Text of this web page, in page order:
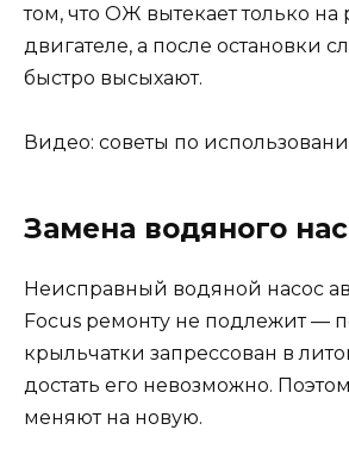
том, что ОЖ вытекает только
двигателе, а после остановки
быстро высыхают.
Видео: советы по
Замена водяного
Неисправный водяной насос
Focus ремонту не подлежит —
крыльчатки запрессован в
достать его невозможно.
меняют на новую.